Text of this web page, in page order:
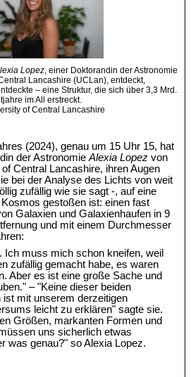
Lopez, einer Doktorandin der Astronomie
Lancashire (UCLan), entdeckt,
– eine Struktur, die sich über 3,3 Mrd.
im All erstreckt.
of Central Lancashire
(2024), genau um 15 Uhr 15, hat
der AstronomieAlexia Lopez von
Central Lancashire, ihren Augen
bei der Analyse des Lichts von weit
zufällig wie sie sagt -, auf eine
gestoßen ist: einen fast
Galaxien und Galaxienhaufen in 9
und mit einem Durchmesser
Ich muss mich schon kneifen, weil
zufällig gemacht habe, es waren
Aber es ist eine große Sache und
– "Keine dieser beiden
mit unserem derzeitigen
leicht zu erklären" sagte sie.
Größen, markanten Formen und
uns sicherlich etwas
was genau?" so Alexia Lopez.